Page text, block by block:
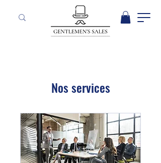
Nos services